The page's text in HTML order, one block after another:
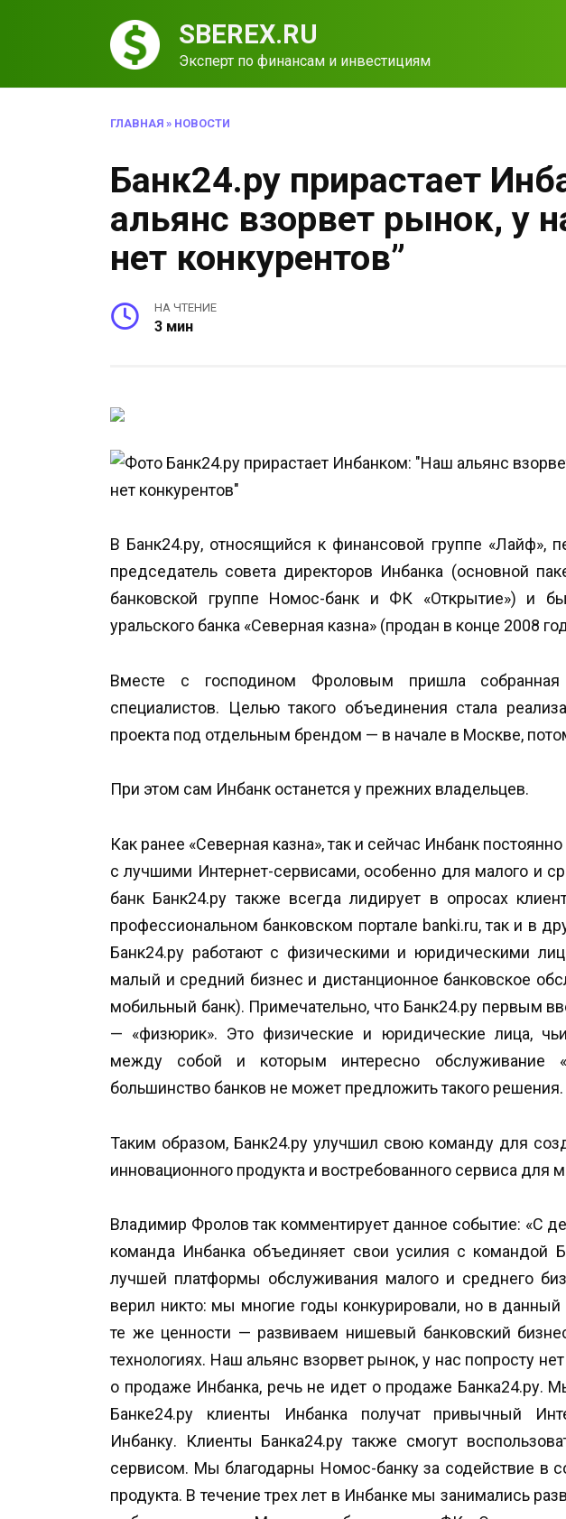
SBEREX.RU
Эксперт по финансам и инвестициям
ГЛАВНАЯ » НОВОСТИ
Банк24.ру прирастает
альянс взорвет рынок, у
нет конкурентов”
НА ЧТЕНИЕ
3 мин
В Банк24.ру, относящийся к финансовой группе «Лайф»,
председатель совета директоров Инбанка (основной
банковской группе Номос-банк и ФК «Открытие») и
уральского банка «Северная казна» (продан в конце 2008
Вместе с господином Фроловым пришла
специалистов. Целью такого объединения стала
проекта под отдельным брендом — в начале в Москве,
При этом сам Инбанк останется у прежних владельцев.
Как ранее «Северная казна», так и сейчас Инбанк
с лучшими Интернет-сервисами, особенно для малого и
банк Банк24.ру также всегда лидирует в опросах
профессиональном банковском портале banki.ru, так и в
Банк24.ру работают с физическими и юридическими
малый и средний бизнес и дистанционное банковское
мобильный банк). Примечательно, что Банк24.ру первым
— «физюрик». Это физические и юридические лица,
между собой и которым интересно обслуживание
большинство банков не может предложить такого решения.
Таким образом, Банк24.ру улучшил свою команду для
инновационного продукта и востребованного сервиса для
Владимир Фролов так комментирует данное событие: «С
команда Инбанка объединяет свои усилия с командой
лучшей платформы обслуживания малого и среднего
верил никто: мы многие годы конкурировали, но в
те же ценности — развиваем нишевый банковский
технологиях. Наш альянс взорвет рынок, у нас попросту
о продаже Инбанка, речь не идет о продаже Банка24.ру.
Банке24.ру клиенты Инбанка получат привычный
Инбанку. Клиенты Банка24.ру также смогут
сервисом. Мы благодарны Номос-банку за содействие в
продукта. В течение трех лет в Инбанке мы занимались